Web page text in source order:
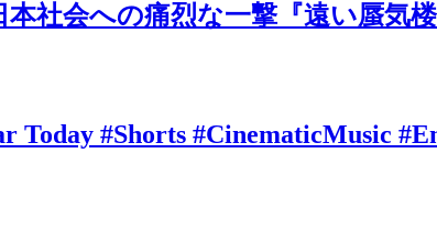
社会への痛烈な一撃『遠い蜃気
Today #Shorts #CinematicMusic